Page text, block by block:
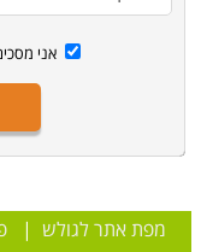
אני
מפת אתר לגולש |